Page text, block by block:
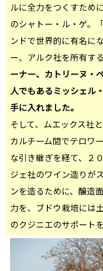
ルに全力をつくすため
のシャトー・ル・ゲ。
ンドで世界的に有名に
ー、アルク社を所有する
ーナー、カトリーヌ・
人でもあるミッシェル
手に入れました。
そして、ムエックス社
カルチーム間でテロワ
な引き継ぎを経て、２
ジェ社のワイン造りが
ンを造るために、醸造
力を、ブドウ栽培には
のクジニエのサポート